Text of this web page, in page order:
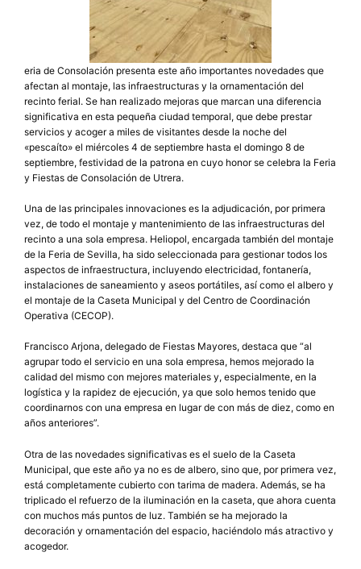
eria de Consolación presenta este año importantes novedades que
afectan al montaje, las infraestructuras y la ornamentación del
recinto ferial. Se han realizado mejoras que marcan una diferencia
significativa en esta pequeña ciudad temporal, que debe prestar
servicios y acoger a miles de visitantes desde la noche del
«pescaíto» el miércoles 4 de septiembre hasta el domingo 8 de
septiembre, festividad de la patrona en cuyo honor se celebra la Feria
y Fiestas de Consolación de Utrera.
Una de las principales innovaciones es la adjudicación, por primera
vez, de todo el montaje y mantenimiento de las infraestructuras del
recinto a una sola empresa. Heliopol, encargada también del montaje
de la Feria de Sevilla, ha sido seleccionada para gestionar todos los
aspectos de infraestructura, incluyendo electricidad, fontanería,
instalaciones de saneamiento y aseos portátiles, así como el albero y
el montaje de la Caseta Municipal y del Centro de Coordinación
Operativa (CECOP).
Francisco Arjona, delegado de Fiestas Mayores, destaca que “al
agrupar todo el servicio en una sola empresa, hemos mejorado la
calidad del mismo con mejores materiales y, especialmente, en la
logística y la rapidez de ejecución, ya que solo hemos tenido que
coordinarnos con una empresa en lugar de con más de diez, como en
años anteriores”.
Otra de las novedades significativas es el suelo de la Caseta
Municipal, que este año ya no es de albero, sino que, por primera vez,
está completamente cubierto con tarima de madera. Además, se ha
triplicado el refuerzo de la iluminación en la caseta, que ahora cuenta
con muchos más puntos de luz. También se ha mejorado la
decoración y ornamentación del espacio, haciéndolo más atractivo y
acogedor.